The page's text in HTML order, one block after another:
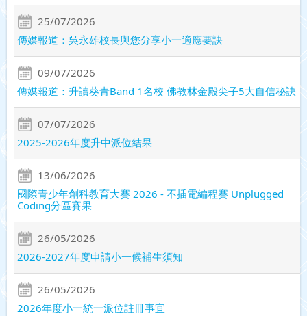
25/07/2026
傳媒報道：吳永雄校長與您分享小一適應要訣
09/07/2026
傳媒報道：升讀葵青Band 1名校 佛教林金殿尖子5大自信秘訣
07/07/2026
2025-2026年度升中派位結果
13/06/2026
國際青少年創科教育大賽 2026 - 不插電編程賽 Unplugged
Coding分區賽果
26/05/2026
2026-2027年度申請小一候補生須知
26/05/2026
2026年度小一統一派位註冊事宜